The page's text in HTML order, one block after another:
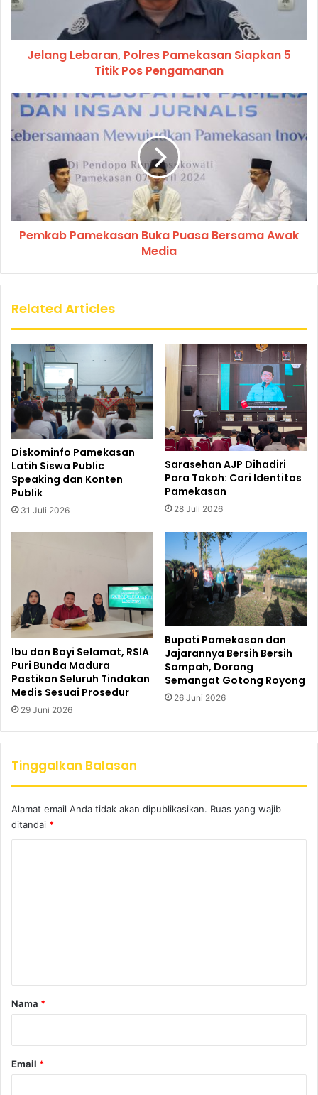
Jelang Lebaran, Polres Pamekasan Siapkan 5
Titik Pos Pengamanan
Pemkab Pamekasan Buka Puasa Bersama Awak
Media
Related Articles
Diskominfo Pamekasan
Latih Siswa Public
Speaking dan Konten
Publik
31 Juli 2026
Sarasehan AJP Dihadiri
Para Tokoh: Cari Identitas
Pamekasan
28 Juli 2026
Ibu dan Bayi Selamat, RSIA
Puri Bunda Madura
Pastikan Seluruh Tindakan
Medis Sesuai Prosedur
29 Juni 2026
Bupati Pamekasan dan
Jajarannya Bersih Bersih
Sampah, Dorong
Semangat Gotong Royong
26 Juni 2026
Tinggalkan Balasan
Alamat email Anda tidak akan dipublikasikan. Ruas yang wajib
ditandai *
rNama *
Email *